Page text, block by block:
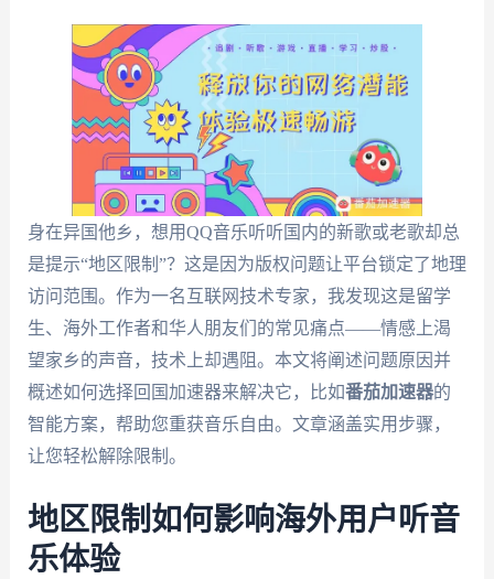
身在异国他乡，想用QQ音乐听听国内的新歌或老歌却总
是提示“地区限制”？这是因为版权问题让平台锁定了地理
访问范围。作为一名互联网技术专家，我发现这是留学
生、海外工作者和华人朋友们的常见痛点——情感上渴
望家乡的声音，技术上却遇阻。本文将阐述问题原因并
概述如何选择回国加速器来解决它，比如番茄加速器的
智能方案，帮助您重获音乐自由。文章涵盖实用步骤，
让您轻松解除限制。
地区限制如何影响海外用户听音
乐体验